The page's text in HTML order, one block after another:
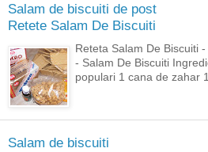
Salam de biscuiti de post
Retete Salam De Biscuiti
Reteta Salam De Biscuiti
- Salam De Biscuiti
populari 1 cana de zahar
Salam de biscuiti